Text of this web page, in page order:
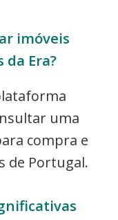
imóveis
Era?
uma
compra e
de Portugal.